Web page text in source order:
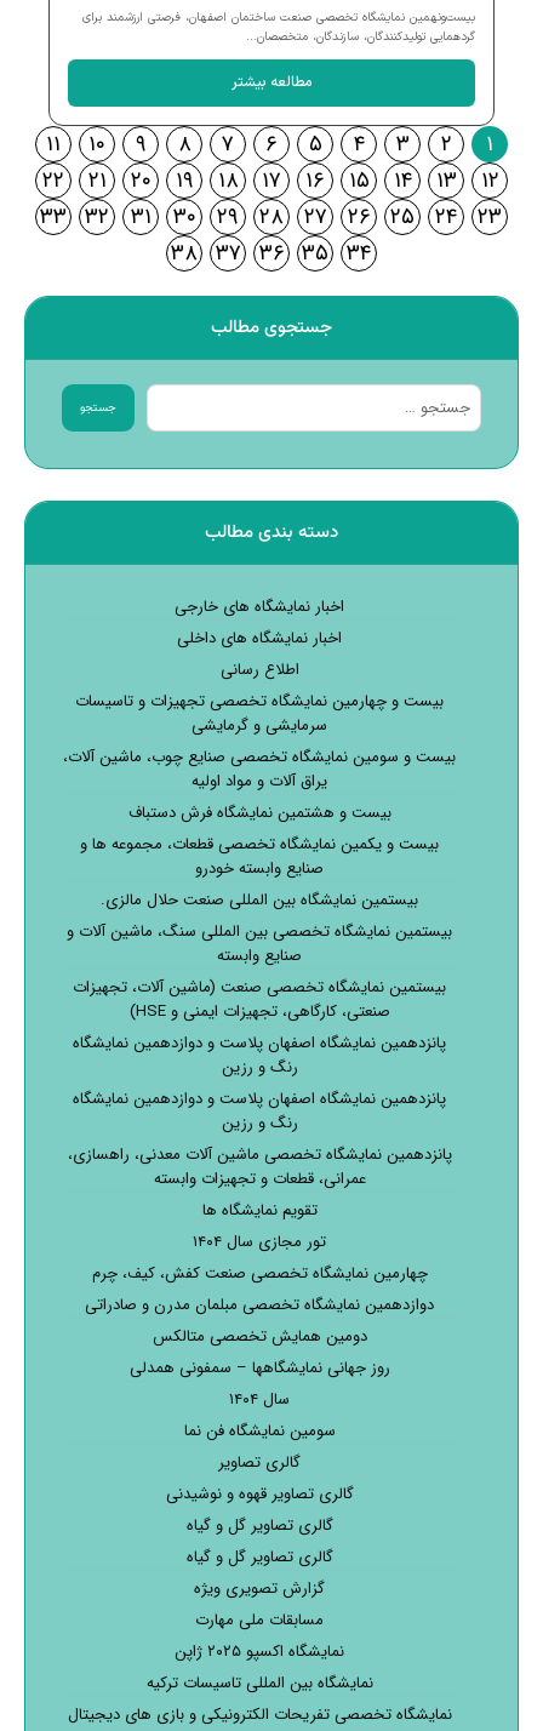
بیست‌ونهمین نمایشگاه تخصصی صنعت ساختمان اصفهان، فرصتی ارزشمند برای
گردهمایی تولیدکنندگان، سازندگان، متخصصان...
مطالعه بیشتر
۱ ۲ ۳ ۴ ۵ ۶ ۷ ۸ ۹ ۱۰
۱۱
۱۲
۱۳ ۱۴ ۱۵ ۱۶ ۱۷ ۱۸ ۱۹ ۲۰ ۲۱
۲۲
۲۳
۲۴ ۲۵ ۲۶ ۲۷ ۲۸ ۲۹ ۳۰ ۳۱ ۳۲ ۳۳
۳۴ ۳۵ ۳۶ ۳۷ ۳۸
جستجوی مطالب
جستجو
دسته بندی مطالب
اخبار نمایشگاه های خارجی
اخبار نمایشگاه های داخلی
اطلاع رسانی
بیست و چهارمین نمایشگاه تخصصی تجهیزات و تاسیسات
سرمایشی و گرمایشی
بیست و سومین نمایشگاه تخصصی صنایع چوب، ماشین آلات،
یراق آلات و مواد اولیه
بیست و هشتمین نمایشگاه فرش دستباف
بیست و یکمین نمایشگاه تخصصی قطعات، مجموعه ها و
صنایع وابسته خودرو
بیستمین نمایشگاه بین المللی صنعت حلال مالزی.
بیستمین نمایشگاه تخصصی بین المللی سنگ، ماشین آلات و
صنایع وابسته
بیستمین نمایشگاه تخصصی صنعت (ماشین آلات، تجهیزات
صنعتی، کارگاهی، تجهیزات ایمنی و HSE)
پانزدهمین نمایشگاه اصفهان پلاست و دوازدهمین نمایشگاه
رنگ و رزین
پانزدهمین نمایشگاه اصفهان پلاست و دوازدهمین نمایشگاه
رنگ و رزین
پانزدهمین نمایشگاه تخصصی ماشین آلات معدنی، راهسازی،
عمرانی، قطعات و تجهیزات وابسته
تقویم نمایشگاه ها
تور مجازی سال ۱۴۰۴
چهارمین نمایشگاه تخصصی صنعت کفش، کیف، چرم
دوازدهمین نمایشگاه تخصصی مبلمان مدرن و صادراتی
دومین همایش تخصصی متالکس
روز جهانی نمایشگاهها – سمفونی همدلی
سال ۱۴۰۴
سومین نمایشگاه فن نما
گالری تصاویر
گالری تصاویر قهوه و نوشیدنی
گالری تصاویر گل و گیاه
گالری تصاویر گل و گیاه
گزارش تصویری ویژه
مسابقات ملی مهارت
نمایشگاه اکسپو ۲۰۲۵ ژاپن
نمایشگاه بین المللی تاسیسات ترکیه
نمایشگاه تخصصی تفریحات الکترونیکی و بازی های دیجیتال